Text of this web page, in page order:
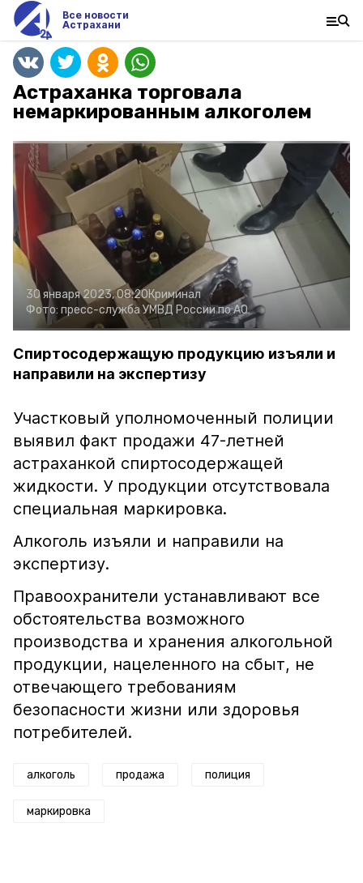
Все новости
Астрахани
Астраханка торговала
немаркированным алкоголем
30 января 2023, 08:20Криминал
Фото: пресс-служба УМВД России по АО
Спиртосодержащую продукцию изъяли и
направили на экспертизу
Участковый уполномоченный полиции
выявил факт продажи 47-летней
астраханкой спиртосодержащей
жидкости. У продукции отсутствовала
специальная маркировка.
Алкоголь изъяли и направили на
экспертизу.
Правоохранители устанавливают все
обстоятельства возможного
производства и хранения алкогольной
продукции, нацеленного на сбыт, не
отвечающего требованиям
безопасности жизни или здоровья
потребителей.
алкоголь продажа полиция
маркировка